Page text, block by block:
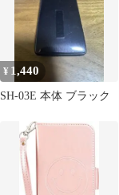
¥ 1,440
SH-03E 本体 ブラック